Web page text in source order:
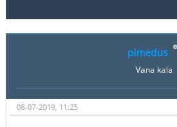
pimedus
Vana kala
08-07-2019, 11:25